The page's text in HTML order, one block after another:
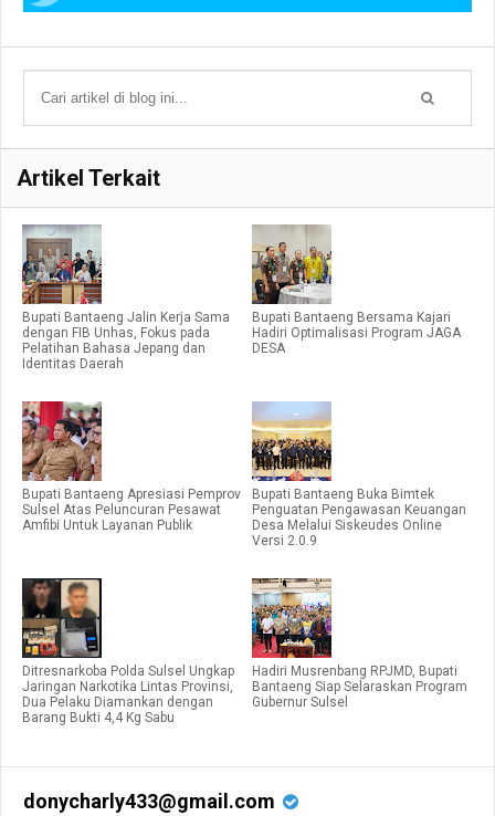
Artikel Terkait
Bupati Bantaeng Jalin Kerja Sama
dengan FIB Unhas, Fokus pada
Pelatihan Bahasa Jepang dan
Identitas Daerah
Bupati Bantaeng Bersama Kajari
Hadiri Optimalisasi Program JAGA
DESA
Bupati Bantaeng Apresiasi Pemprov
Sulsel Atas Peluncuran Pesawat
Amfibi Untuk Layanan Publik
Bupati Bantaeng Buka Bimtek
Penguatan Pengawasan Keuangan
Desa Melalui Siskeudes Online
Versi 2.0.9
Ditresnarkoba Polda Sulsel Ungkap
Jaringan Narkotika Lintas Provinsi,
Dua Pelaku Diamankan dengan
Barang Bukti 4,4 Kg Sabu
Hadiri Musrenbang RPJMD, Bupati
Bantaeng Siap Selaraskan Program
Gubernur Sulsel
donycharly433@gmail.com